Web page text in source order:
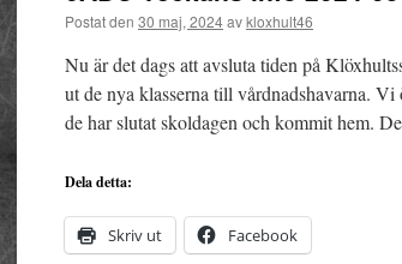
Postat den 30 maj, 2024avkloxhult46
Nu är det dags att avsluta tiden på
ut de nya klasserna till vårdnadshavarna.
de har slutat skoldagen och kommit hem.
Dela detta:
Skriv ut Facebook